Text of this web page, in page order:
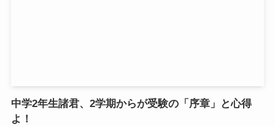
中学2年生諸君、2学期からが受験の「序章」と心得
よ！